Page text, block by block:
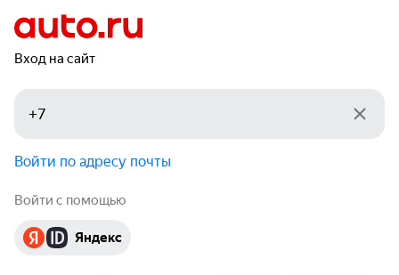
Вход на сайт
Войти по адресу почты
Войти с помощью
Яндекс